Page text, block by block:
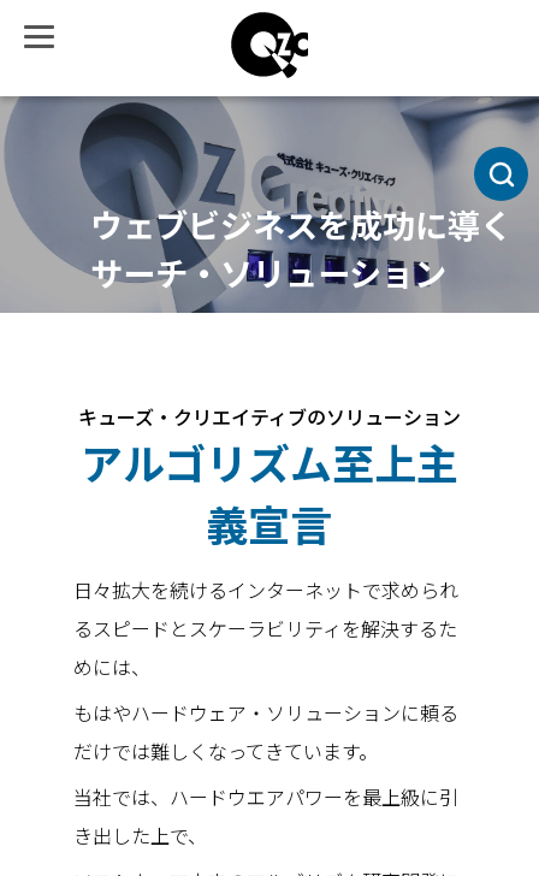
ウェブビジネスを成功に導く
サーチ・ソリューション
キューズ・クリエイティブのソリューション
アルゴリズム至上主
義宣言
日々拡大を続けるインターネットで求められ
るスピードとスケーラビリティを解決するた
めには、
もはやハードウェア・ソリューションに頼る
だけでは難しくなってきています。
当社では、ハードウエアパワーを最上級に引
き出した上で、